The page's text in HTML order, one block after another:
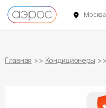
Москва
Главная Кондиционеры
в наличии
в наличии